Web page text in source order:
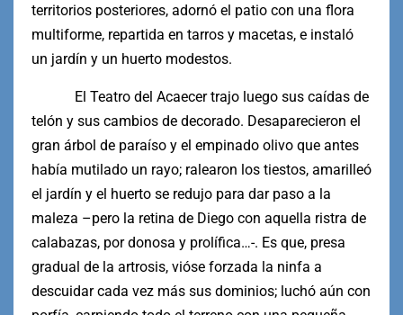
territorios posteriores, adornó el patio con una flora
multiforme, repartida en tarros y macetas, e instaló
un jardín y un huerto modestos.
El Teatro del Acaecer trajo luego sus caídas de
telón y sus cambios de decorado. Desaparecieron el
gran árbol de paraíso y el empinado olivo que antes
había mutilado un rayo; ralearon los tiestos, amarilleó
el jardín y el huerto se redujo para dar paso a la
maleza –pero la retina de Diego con aquella ristra de
calabazas, por donosa y prolífica…-. Es que, presa
gradual de la artrosis, vióse forzada la ninfa a
descuidar cada vez más sus dominios; luchó aún con